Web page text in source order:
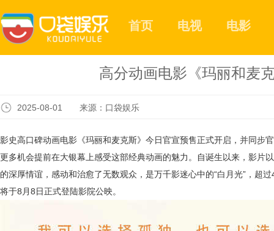
首页 电视 电影
高分动画电影《玛丽和麦
2025-08-01 来源：口袋娱乐
影史高口碑动画电影《玛丽和麦克斯》今日官宣预售正式开启， 并同步
更多机会提前在大银幕上感受这部经典动画的魅力。自诞生以来，影片
的深厚情谊，感动和治愈了无数观众，是万千影迷心中的“白月光”，超
将于8月8日正式登陆影院公映。